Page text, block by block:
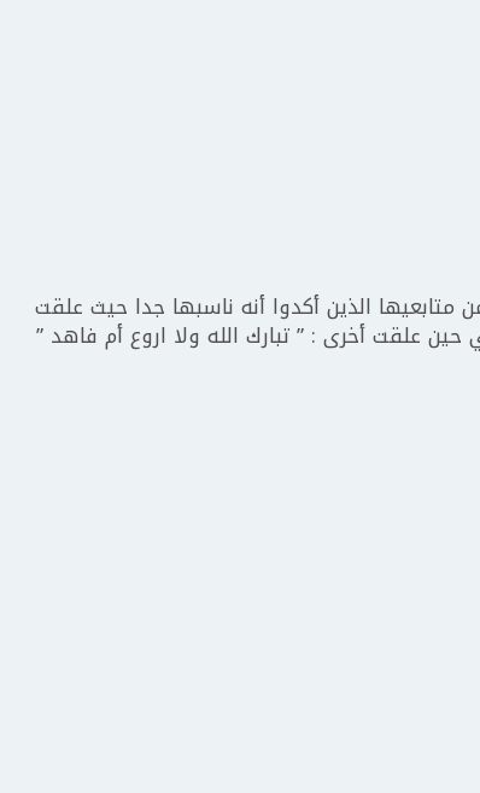
متابعيها الذين أكدوا أنه ناسبها جدا حيث علقت
علقت أخرى : ” تبارك الله ولا اروع أم فاهد ”